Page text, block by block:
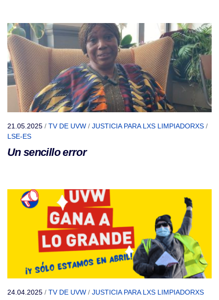
21.05.2025 / TV DE UVW / JUSTICIA PARA LXS LIMPIADORXS /
LSE-ES
Un sencillo error
24.04.2025 / TV DE UVW / JUSTICIA PARA LXS LIMPIADORXS